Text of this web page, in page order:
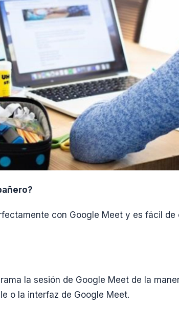
con Google Meet y es fácil de
la sesión de Google Meet de la
o la interfaz de Google Meet.